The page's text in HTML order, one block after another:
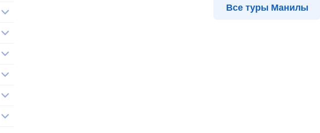
Все туры Манилы